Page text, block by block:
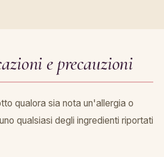
e precauzioni
qualora sia nota un'allergia o
qualsiasi degli ingredienti riportati